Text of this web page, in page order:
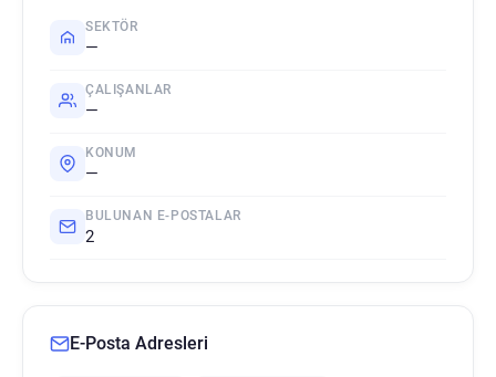
SEKTÖR
—
ÇALIŞANLAR
—
KONUM
—
BULUNAN E-POSTALAR
2
E-Posta Adresleri